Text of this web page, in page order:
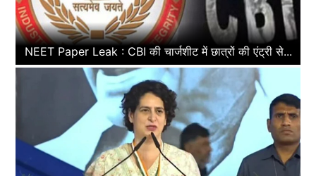
NEET Paper Leak : CBI की चार्जशीट में छात्रों की एंट्री से...